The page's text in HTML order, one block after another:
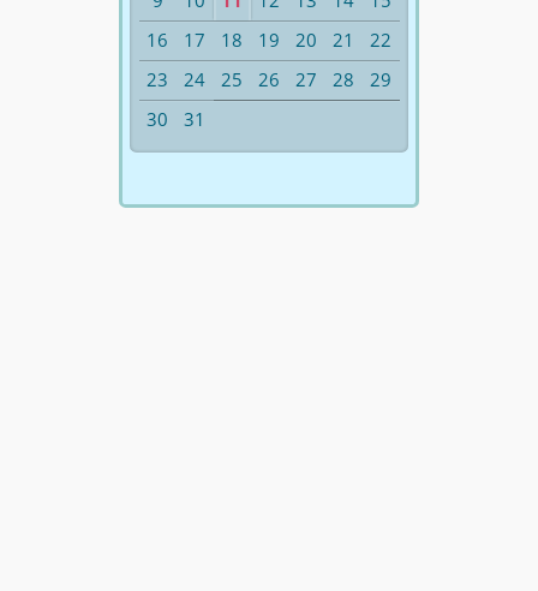
16
17 18 19 20 21
22
23
24 25 26 27 28
29
30
31